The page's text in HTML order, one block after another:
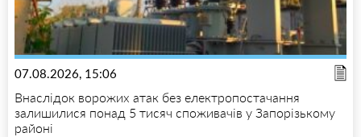
07.08.2026, 15:06
Внаслідок ворожих атак без електропостачання
залишилися понад 5 тисяч споживачів у Запорізькому
районі